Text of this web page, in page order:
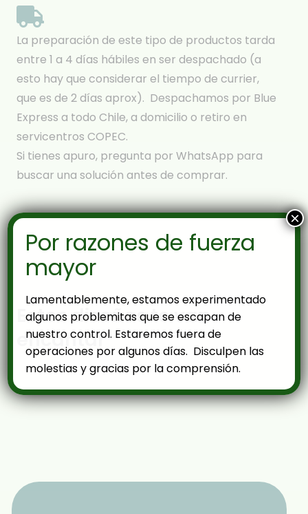
La preparación de este tipo de productos tarda
entre 1 a 4 días hábiles en ser despachado (a
esto hay que considerar el tiempo de currier,
que es de 2 días aprox). Despachamos por Blue
Express a todo Chile, a domicilio o retiro en
servicentros COPEC.
Si tienes apuro, pregunta por WhatsApp para
buscar una solución antes de comprar.
Estos diseños te van
encantar
Por razones de fuerza
mayor
Lamentablemente, estamos experimentado
algunos problemitas que se escapan de
nuestro control. Estaremos fuera de
operaciones por algunos días. Disculpen las
molestias y gracias por la comprensión.
×